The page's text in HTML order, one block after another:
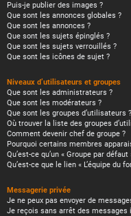
Puis-je publier des images ?
Que sont les annonces globales ?
Que sont les annonces ?
Que sont les sujets épinglés ?
Que sont les sujets verrouillés ?
Que sont les icônes de sujet ?
Niveaux d’utilisateurs et groupes
Que sont les administrateurs ?
Que sont les modérateurs ?
Que sont les groupes d’utilisateurs ?
Où trouver la liste des groupes
Comment devenir chef de groupe ?
Pourquoi certains membres
Qu’est-ce qu’un « Groupe par défaut
Qu’est-ce que le lien « L’équipe du
Messagerie privée
Je ne peux pas envoyer de
Je reçois sans arrêt des messages